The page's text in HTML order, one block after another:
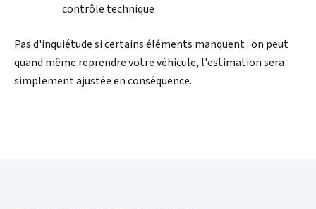
contrôle technique
Pas d'inquiétude si certains éléments manquent : on peut
quand même reprendre votre véhicule, l'estimation sera
simplement ajustée en conséquence.